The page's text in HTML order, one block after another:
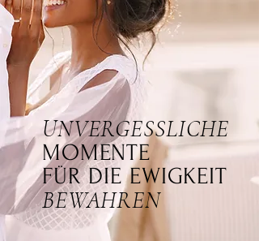
UNVERGESSLICHE
MOMENTE
FÜR DIE EWIGKEIT
BEWAHREN